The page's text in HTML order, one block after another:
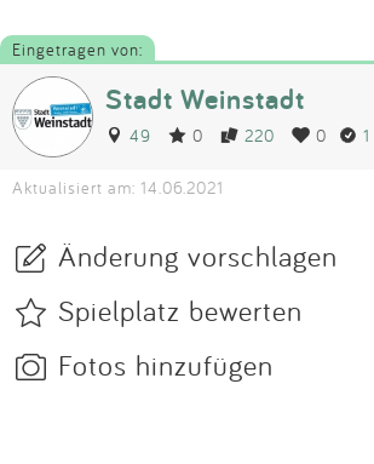
Eingetragen von:
Stadt Weinstadt
49 0 220 0 1
Aktualisiert am: 14.06.2021
Änderung vorschlagen
Spielplatz bewerten
Fotos hinzufügen